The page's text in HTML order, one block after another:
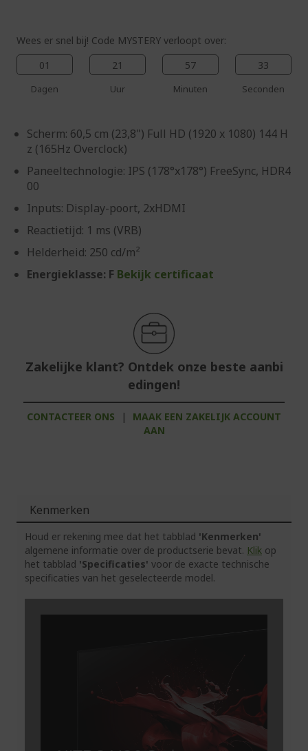
Wees er snel bij! Code MYSTERY verloopt over:
01
Dagen
21
Uur
57
Minuten
33
Seconden
Scherm: 60,5 cm (23,8") Full HD (1920 x 1080) 144 H
z (165Hz Overclock)
Paneeltechnologie: IPS (178°x178°) FreeSync, HDR4
00
Inputs: Display-poort, 2xHDMI
Reactietijd: 1 ms (VRB)
Helderheid: 250 cd/m²
Energieklasse: F Bekijk certificaat
Zakelijke klant? Ontdek onze beste aanbi
edingen!
CONTACTEER ONS |
MAAK EEN ZAKELIJK ACCOUNT
AAN
Kenmerken
Houd er rekening mee dat het tabblad 'Kenmerken'
algemene informatie over de productserie bevat. Klik op
het tabblad 'Specificaties' voor de exacte technische
specificaties van het geselecteerde model.